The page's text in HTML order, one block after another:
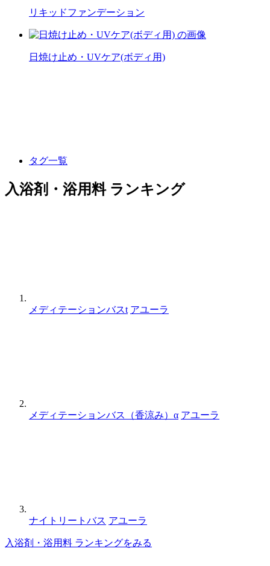
リキッドファンデーション
日焼け止め・UVケア(ボディ用)
タグ一覧
入浴剤・浴用料 ランキング
メディテーションバスt アユーラ
メディテーションバス（香涼み）α アユーラ
ナイトリートバス アユーラ
入浴剤・浴用料 ランキングをみる